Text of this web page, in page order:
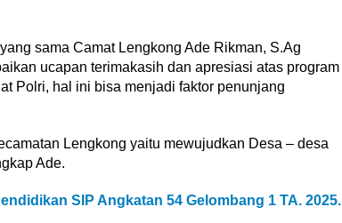
sama Camat Lengkong Ade Rikman, S.Ag
ucapan terimakasih dan apresiasi atas program
Polri, hal ini bisa menjadi faktor penunjang
Lengkong yaitu mewujudkan Desa – desa
Ade.
SIP Angkatan 54 Gelombang 1 TA. 2025.